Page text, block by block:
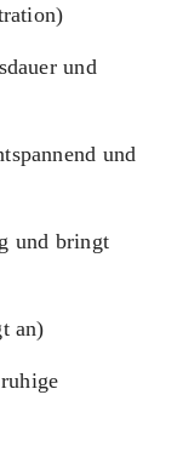
und
und
und bringt
an)